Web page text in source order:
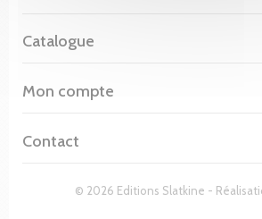
© 2026 Editions Slatkine -
Catalogue
Mon compte
Contact